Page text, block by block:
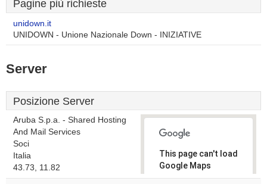
Pagine più richieste
unidown.it
UNIDOWN - Unione Nazionale Down - INIZIATIVE
Server
Posizione Server
Aruba S.p.a. - Shared Hosting
And Mail Services
Soci
Italia
43.73, 11.82
This page can't load
Google Maps
correctly.